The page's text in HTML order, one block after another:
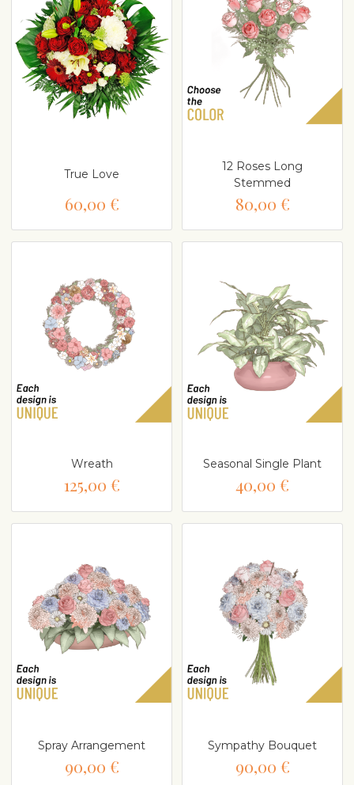
True Love
60,00 €
12 Roses Long
Stemmed
80,00 €
Wreath
125,00 €
Seasonal Single Plant
40,00 €
Spray Arrangement
90,00 €
Sympathy Bouquet
90,00 €